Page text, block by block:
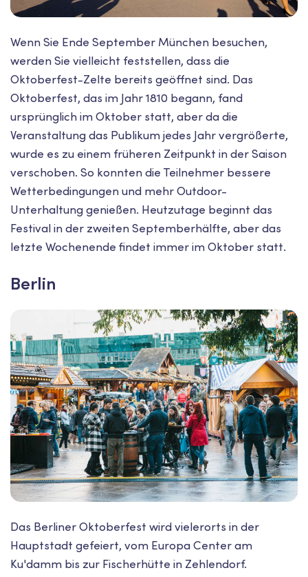
Wenn Sie Ende September München besuchen,
werden Sie vielleicht feststellen, dass die
Oktoberfest-Zelte bereits geöffnet sind. Das
Oktoberfest, das im Jahr 1810 begann, fand
ursprünglich im Oktober statt, aber da die
Veranstaltung das Publikum jedes Jahr vergrößerte,
wurde es zu einem früheren Zeitpunkt in der Saison
verschoben. So konnten die Teilnehmer bessere
Wetterbedingungen und mehr Outdoor-
Unterhaltung genießen. Heutzutage beginnt das
Festival in der zweiten Septemberhälfte, aber das
letzte Wochenende findet immer im Oktober statt.
Berlin
Das Berliner Oktoberfest wird vielerorts in der
Hauptstadt gefeiert, vom Europa Center am
Ku'damm bis zur Fischerhütte in Zehlendorf.